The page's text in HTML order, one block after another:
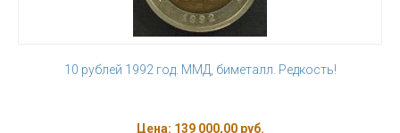
10 рублей 1992 год. ММД, биметалл. Редкость!
Цена: 139 000,00 руб.